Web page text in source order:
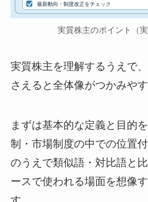
最新動向・制度改正をチェック
実質株主のポイント（
実質株主を理解するうえで
さえると全体像がつかみやす
まずは基本的な定義と目的
制・市場制度の中での位置
のうえで類似語・対比語と
ースで使われる場面を想像